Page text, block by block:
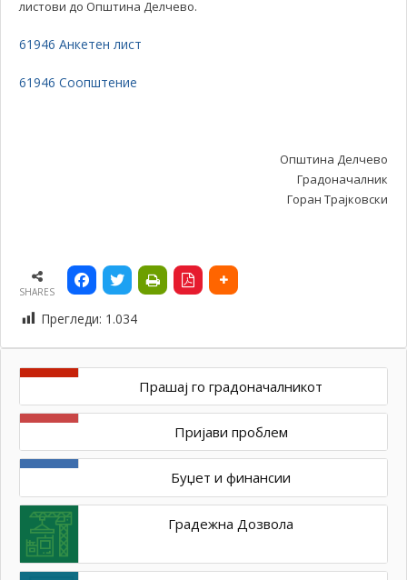
листови до Општина Делчево.
61946 Анкетен лист
61946 Соопштение
Општина Делчево
Градоначалник
Горан Трајковски
SHARES
Прегледи: 1.034
Прашај го градоначалникот
Пријави проблем
Буџет и финансии
Градежна Дозвола